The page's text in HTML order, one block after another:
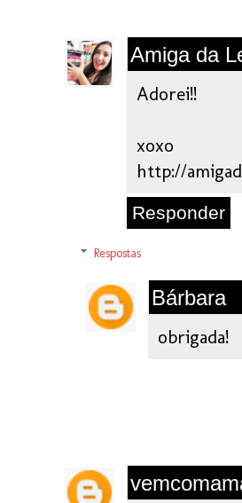
Amiga da
Adorei!!
xoxo
http://
Responder
Respostas
Bárbara
obrigada!